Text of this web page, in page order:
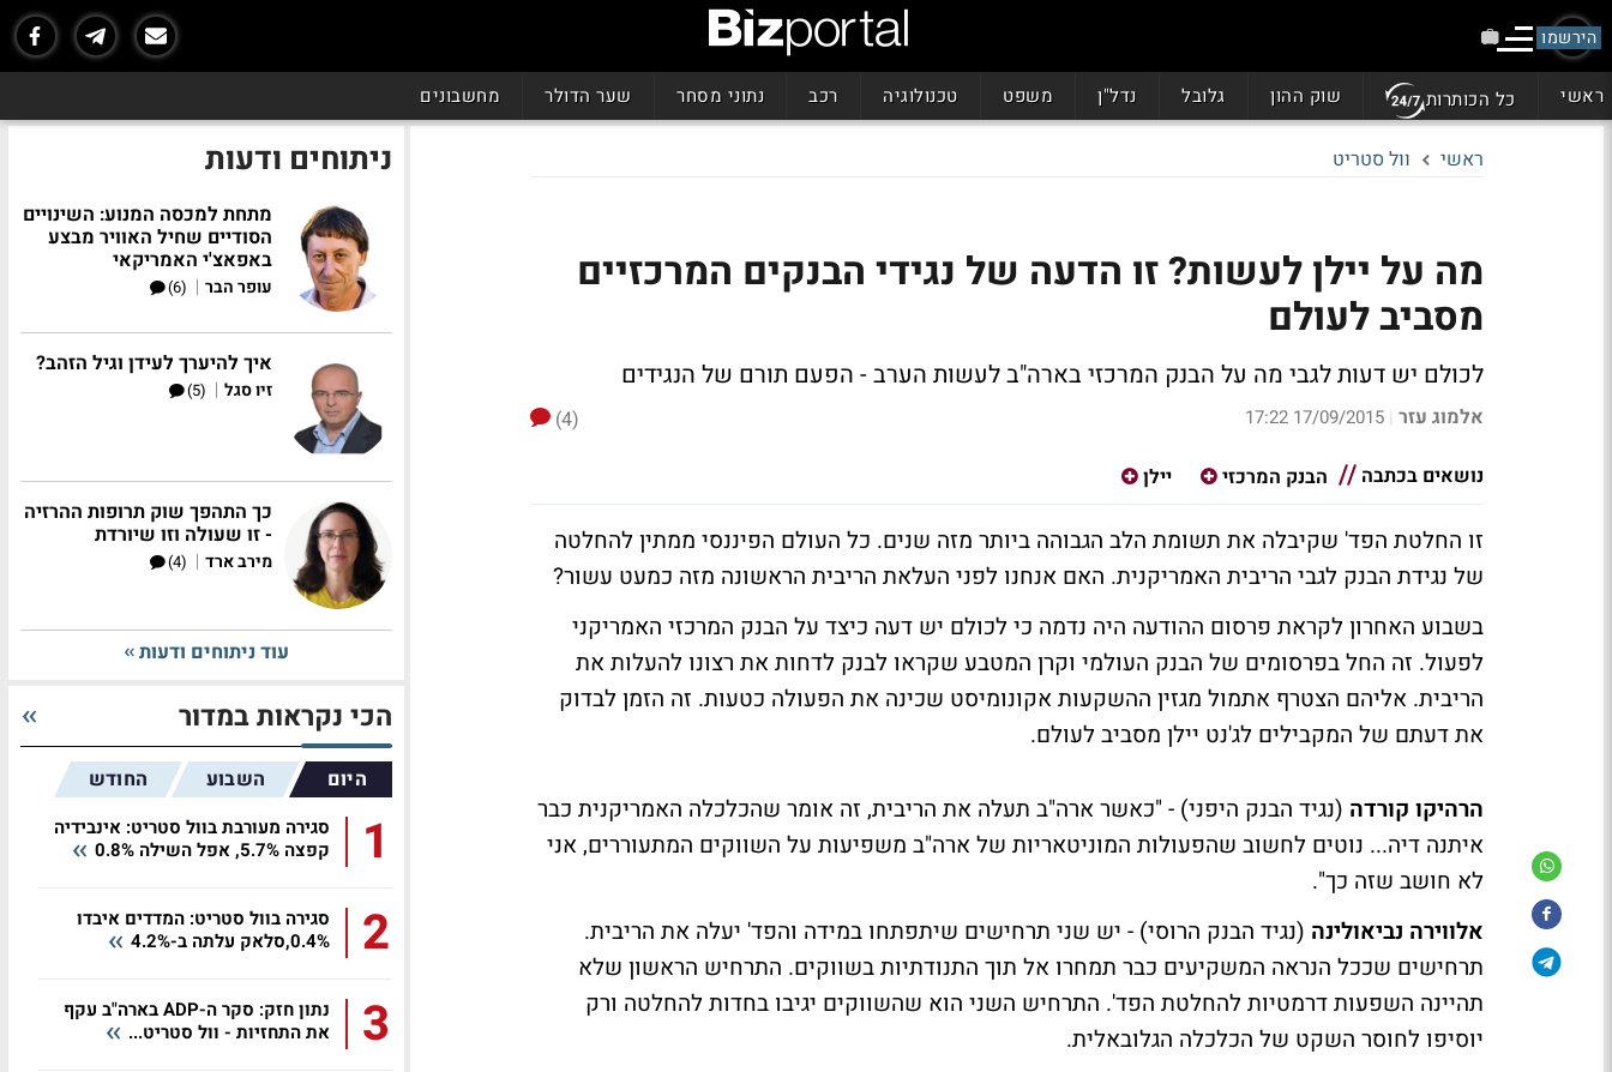
הירשמו
ראשי כל הכותרות שוק ההון גלובל נדל"ן משפט טכנולוגיה רכב נתוני מסחר שער הדולר מחשבונים
ראשי וול סטריט
מה על יילן לעשות? זו הדעה של נגידי הבנקים המרכזיים
מסביב לעולם
לכולם יש דעות לגבי מה על הבנק המרכזי בארה"ב לעשות הערב - הפעם תורם של הנגידים
אלמוג עזר |
17/09/2015 17:22
(4)
נושאים בכתבה
הבנק המרכזי יילן
זו החלטת הפד' שקיבלה את תשומת הלב הגבוהה ביותר מזה שנים. כל העולם הפיננסי ממתין להחלטה
של נגידת הבנק לגבי הריבית האמריקנית. האם אנחנו לפני העלאת הריבית הראשונה מזה כמעט עשור?
בשבוע האחרון לקראת פרסום ההודעה היה נדמה כי לכולם יש דעה כיצד על הבנק המרכזי האמריקני
לפעול. זה החל בפרסומים של הבנק העולמי וקרן המטבע שקראו לבנק לדחות את רצונו להעלות את
הריבית. אליהם הצטרף אתמול מגזין ההשקעות אקונומיסט שכינה את הפעולה כטעות. זה הזמן לבדוק
את דעתם של המקבילים לג'נט יילן מסביב לעולם.
הרהיקו קורדה (נגיד הבנק היפני) - "כאשר ארה"ב תעלה את הריבית, זה אומר שהכלכלה האמריקנית כבר
איתנה דיה... נוטים לחשוב שהפעולות המוניטאריות של ארה"ב משפיעות על השווקים המתעוררים, אני
לא חושב שזה כך".
אלווירה נביאולינה (נגיד הבנק הרוסי) - יש שני תרחישים שיתפתחו במידה והפד' יעלה את הריבית.
תרחישים שככל הנראה המשקיעים כבר תמחרו אל תוך התנודתיות בשווקים. התרחיש הראשון שלא
תהיינה השפעות דרמטיות להחלטת הפד'. התרחיש השני הוא שהשווקים יגיבו בחדות להחלטה ורק
יוסיפו לחוסר השקט של הכלכלה הגלובאלית.
ניתוחים ודעות
מתחת למכסה המנוע: השינויים
הסודיים שחיל האוויר מבצע
באפאצ'י האמריקאי
עופר הבר |
(6)
איך להיערך לעידן וגיל הזהב?
זיו סגל |
(5)
כך התהפך שוק תרופות ההרזיה
- זו שעולה וזו שיורדת
מירב ארד |
(4)
עוד ניתוחים ודעות
הכי נקראות במדור
היום השבוע החודש
1
סגירה מעורבת בוול סטריט: אינבידיה
קפצה 5.7%, אפל השילה 0.8%
2
סגירה בוול סטריט: המדדים איבדו
0.4%,סלאק עלתה ב-4.2%
3
נתון חזק: סקר ה-ADP בארה"ב עקף
את התחזיות - וול סטריט...